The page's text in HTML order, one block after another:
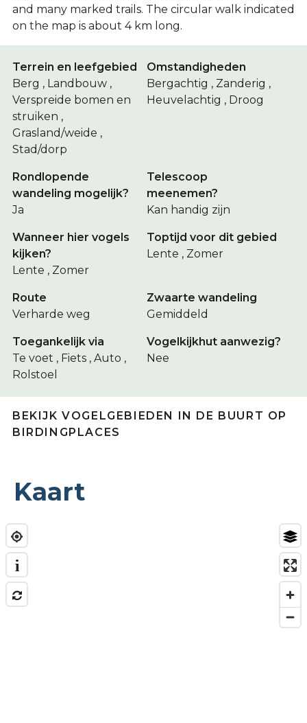
and many marked trails. The circular walk indicated
on the map is about 4 km long.
Terrein en leefgebied
Berg , Landbouw ,
Verspreide bomen en
struiken ,
Grasland/weide ,
Stad/dorp
Omstandigheden
Bergachtig , Zanderig ,
Heuvelachtig , Droog
Rondlopende
wandeling mogelijk?
Ja
Telescoop
meenemen?
Kan handig zijn
Wanneer hier vogels
kijken?
Lente , Zomer
Toptijd voor dit gebied
Lente , Zomer
Route
Verharde weg
Zwaarte wandeling
Gemiddeld
Toegankelijk via
Te voet , Fiets , Auto ,
Rolstoel
Vogelkijkhut aanwezig?
Nee
BEKIJK VOGELGEBIEDEN IN DE BUURT OP
BIRDINGPLACES
Kaart
i